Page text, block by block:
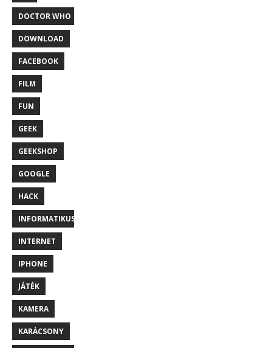
DOCTOR WHO
DOWNLOAD
FACEBOOK
FILM
FUN
GEEK
GEEKSHOP
GOOGLE
HACK
INFORMATIKUS
INTERNET
IPHONE
JÁTÉK
KAMERA
KARÁCSONY